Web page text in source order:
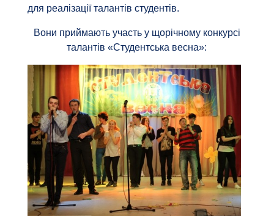
для реалізації талантів студентів.
Вони приймають участь у щорічному конкурсі
талантів «Студентська весна»: